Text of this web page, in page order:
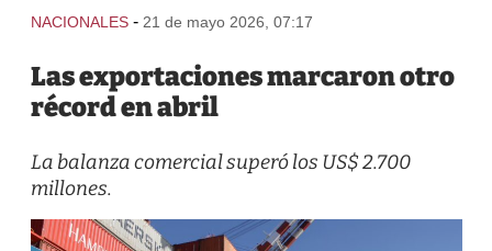
NACIONALES - 21 de mayo 2026, 07:17
Las exportaciones marcaron otro
récord en abril
La balanza comercial superó los US$ 2.700
millones.